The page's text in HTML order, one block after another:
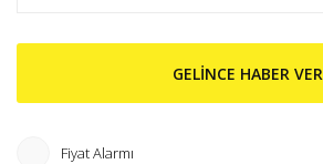
GELİNCE HABER VER
Fiyat Alarmı